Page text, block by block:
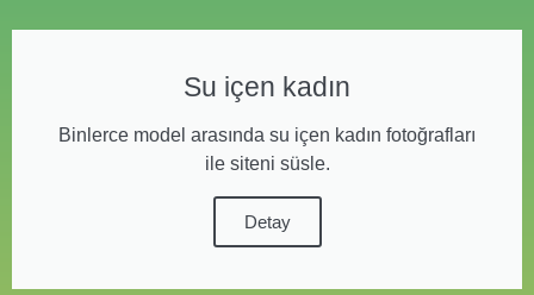
Su içen kadın
Binlerce model arasında su içen kadın fotoğrafları
ile siteni süsle.
Detay